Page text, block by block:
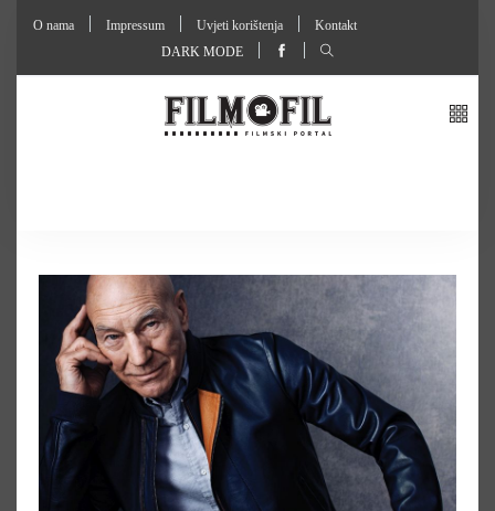
O nama Impressum Uvjeti korištenja
Kontakt
DARK MODE